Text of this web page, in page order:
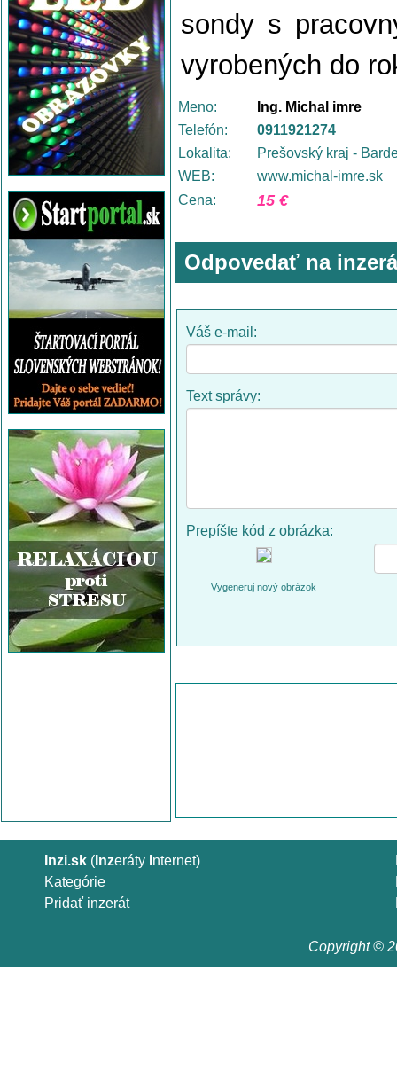
sondy s
vyrobených do
Meno:
Ing. Michal imre
Telefón:
0911921274
Lokalita:
Prešovský kraj -
WEB:
www.michal-imre.sk
Cena:
15 €
Odpovedať na
Váš e-mail:
Text správy:
Prepíšte kód z obrázka:
Vygeneruj nový obrázok
Inzi.sk ( Inzeráty nternet)
Kategórie
Pridať inzerát
Copyright ©